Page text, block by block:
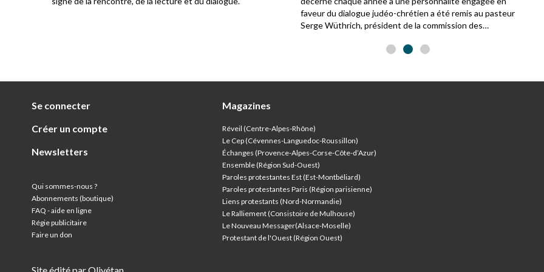
faveur du dialogue judéo-chrétien a été remis au pasteur
Serge Wüthrich, président de la commission des
Se connecter
Créer un compte
Newsletters
Qui sommes-nous ?
Abonnements (boutique)
FAQ - aide en ligne
Régie publicitaire
Faire un don
Magazines
Réveil (Centre-Alpes-Rhône)
Le Cep (Cévennes-Languedoc-Roussillon)
Échanges (Provence-Alpes-Corse-Côte-d’Azur)
Ensemble (Région Sud-Ouest)
Paroles protestantes Est (Est-Montbéliard)
Paroles protestantes Paris (Région parisienne)
Liens protestants (Nord-Normandie)
Le Ralliement (Consistoire de Mulhouse)
Le Nouveau Messager(Alsace-Moselle)
Protestant de l'Ouest (Région Ouest)